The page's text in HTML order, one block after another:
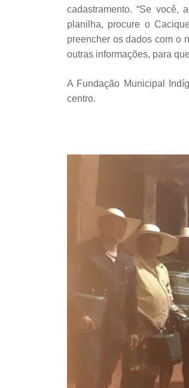
cadastramento. “Se você,
planilha, procure o
preencher os dados com o
outras informações, para
A Fundação Municipal
centro.